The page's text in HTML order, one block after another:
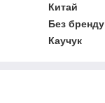
Китай
Без бренду
Каучук